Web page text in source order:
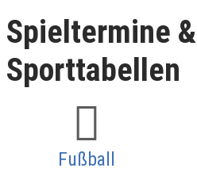
Spieltermine &
Sporttabellen
Fußball